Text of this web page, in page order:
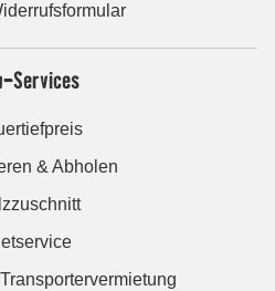
Services
& Abholen